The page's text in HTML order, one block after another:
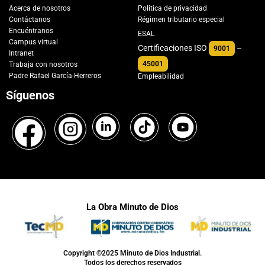
Acerca de nosotros
Contáctanos
Encuéntranos
Campus virtual
Intranet
Trabaja con nosotros
Padre Rafael García-Herreros
Política de privacidad
Régimen tributario especial
ESAL
Certificaciones ISO 9001 –
45001
Empleabilidad
Síguenos
La Obra Minuto de Dios
Copyright ©2025 Minuto de Dios Industrial.
Todos los derechos reservados